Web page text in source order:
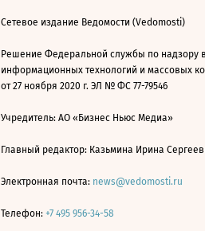
Сетевое издание Ведомости (Vedomosti)
Решение Федеральной службы по надзору
информационных технологий и массовых
от 27 ноября 2020 г. ЭЛ № ФС 77-79546
Учредитель: АО «Бизнес Ньюс Медиа»
Главный редактор: Казьмина Ирина
Электронная почта: news@vedomosti.ru
Телефон: +7 495 956-34-58